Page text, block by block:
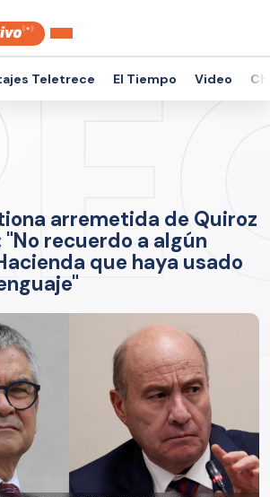
Teletrece El Tiempo Video
arremetida de Quiroz
recuerdo a algún
que haya usado